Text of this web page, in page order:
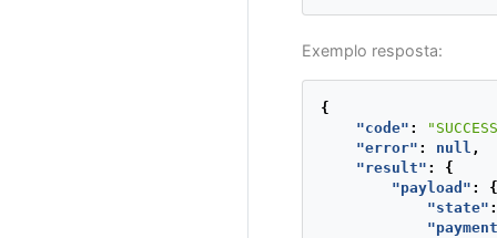
Exemplo resposta:
{
"code" :
"error" : null ,
"result" :
{
"payload" :
{
"state" :